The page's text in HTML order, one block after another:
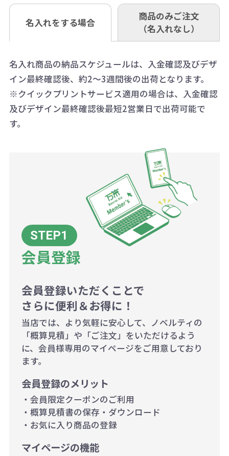
お問合せ先
AM10:00～PM5:00（土・日・祝日を
除く平日）
同じ版で多くの数量を印刷すると、1
個当たりの印刷代単価がお安くなり
一方、数量が少なく一定数に満たな
い場合は、単価計算ではなく、印刷
代の基本料金を一式頂戴する場合が
商品や印刷方法によって異なります
ので、予めご了承ください。
例：200個未満（1式：18,000円）
200個~499個の場合：42円（1個
当たり）
500個~999個の場合：35円（1個
1,000個以上：28円（1個当た
り）
※振り込み手数料はお客さま負担と
なりますのでご注意ください。
あれば、午前中までにご注文とご入
金いただければ翌日着でお送りする
お急ぎの場合、ご相談ください。最
大限努力いたします。
も複数ヶ所への納品の場合、別途送
料頂戴する場合がございます。
詳細はこちらご確認ください。
配送について
名入れをする場合
商品のみご注文
（名入れなし）
名入れ商品の納品スケジュールは、入金確認及びデザ
イン最終確認後、約2～3週間後の出荷となります。
※クイックプリントサービス適用の場合は、入金確認
及びデザイン最終確認後最短2営業日で出荷可能で
す。
会員登録
会員登録いただくことで
さらに便利＆お得に！
当店では、より気軽に安心して、ノベルティの
「概算見積」や「ご注文」をいただけるよう
に、会員様専用のマイページをご用意しており
ます。
会員登録のメリット
・会員限定クーポンのご利用
・概算見積書の保存・ダウンロード
・お気に入り商品の登録
マイページの機能